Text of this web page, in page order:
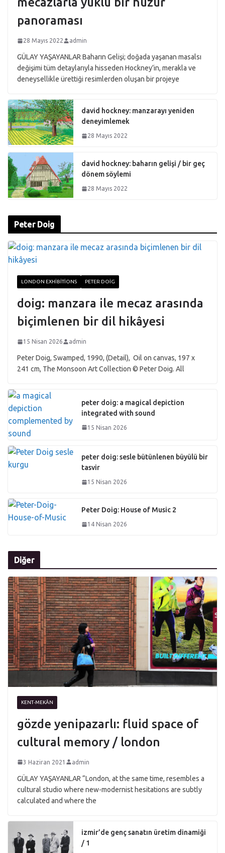
panoraması
28 Mayıs 2022 admin
GÜLAY YAŞAYANLAR Baharın Gelişi; doğada yaşanan masalsı
değişimi tüm detaylarıyla hisseden Hockney’in, merakla ve
deneysellikle ürettiği resimlerden oluşan bir projeye
david hockney: manzarayı yeniden
deneyimlemek
28 Mayıs 2022
david hockney: baharın gelişi / bir geç
dönem söylemi
28 Mayıs 2022
Peter Doig
LONDON EXHIBITIONS PETER DOIG
doig: manzara ile mecaz arasında
biçimlenen bir dil hikâyesi
15 Nisan 2026 admin
Peter Doig, Swamped, 1990, (Detail), Oil on canvas, 197 x
241 cm, The Monsoon Art Collection © Peter Doig. All
peter doig: a magical depiction
integrated with sound
15 Nisan 2026
peter doig: sesle bütünlenen büyülü bir
tasvir
15 Nisan 2026
Peter Doig: House of Music 2
14 Nisan 2026
Diğer
KENT-MEKÂN
gözde yenipazarlı: fluid space of
cultural memory / london
3 Haziran 2021 admin
GÜLAY YAŞAYANLAR “London, at the same time, resembles a
cultural studio where new-modernist hesitations are subtly
calculated and where the
izmir’de genç sanatın üretim dinamiği
/ 1